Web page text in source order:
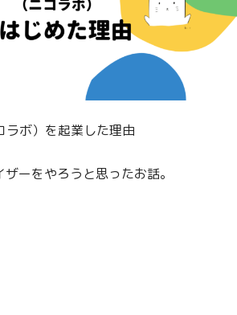
ラボ）を起業した理由
ーをやろうと思ったお話。